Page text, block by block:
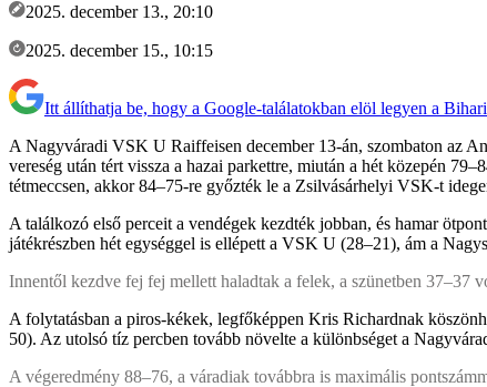
2025. december 13., 20:10
2025. december 15., 10:15
Itt állíthatja be, hogy a Google-találatokban elöl legyen a
A Nagyváradi VSK U Raiffeisen december 13-án, szombaton az
vereség után tért vissza a hazai parkettre, miután a hét közepén
tétmeccsen, akkor 84–75-re győzték le a Zsilvásárhelyi VSK-t
A találkozó első perceit a vendégek kezdték jobban, és hamar
játékrészben hét egységgel is ellépett a VSK U (28–21), ám a
Innentől kezdve fej fej mellett haladtak a felek, a szünetben 37–37
A folytatásban a piros-kékek, legfőképpen Kris Richardnak
50). Az utolsó tíz percben tovább növelte a különbséget a
A végeredmény 88–76, a váradiak továbbra is maximális